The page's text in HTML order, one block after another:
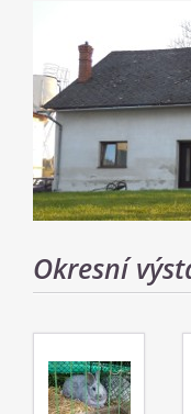
Okresní